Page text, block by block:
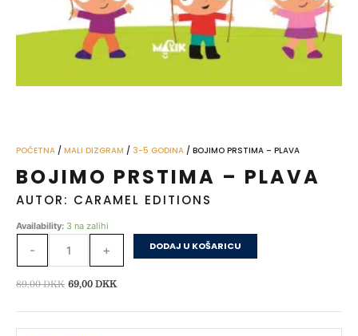
POČETNA / MALI DIZGRAM / 3-5 GODINA / BOJIMO PRSTIMA – PLAVA
BOJIMO PRSTIMA – PLAVA
AUTOR: CARAMEL EDITIONS
Availability: 3 na zalihi
-
Bojimo
količina
+ DODAJ U KOŠARICU
89,00DKK Izvorna
69,00 DKKTrenutna